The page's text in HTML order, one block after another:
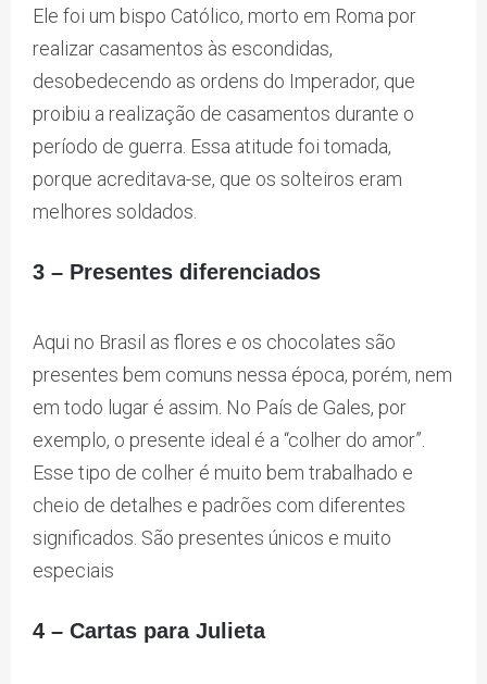
Ele foi um bispo Católico, morto em Roma por
realizar casamentos às escondidas,
desobedecendo as ordens do Imperador, que
proibiu a realização de casamentos durante o
período de guerra. Essa atitude foi tomada,
porque acreditava-se, que os solteiros eram
melhores soldados.
3 – Presentes diferenciados
Aqui no Brasil as flores e os chocolates são
presentes bem comuns nessa época, porém, nem
em todo lugar é assim. No País de Gales, por
exemplo, o presente ideal é a “colher do amor”.
Esse tipo de colher é muito bem trabalhado e
cheio de detalhes e padrões com diferentes
significados. São presentes únicos e muito
especiais
4 – Cartas para Julieta